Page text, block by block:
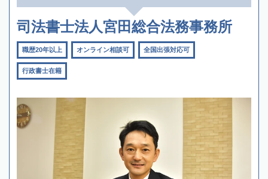
司法書士法人宮田総合法務事務所
職歴20年以上 オンライン相談可 全国出張対応可
行政書士在籍